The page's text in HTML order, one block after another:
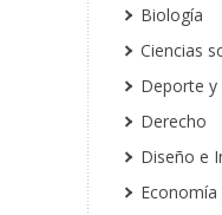
Biología
Ciencias
Deporte y
Derecho
Diseño e
Economía